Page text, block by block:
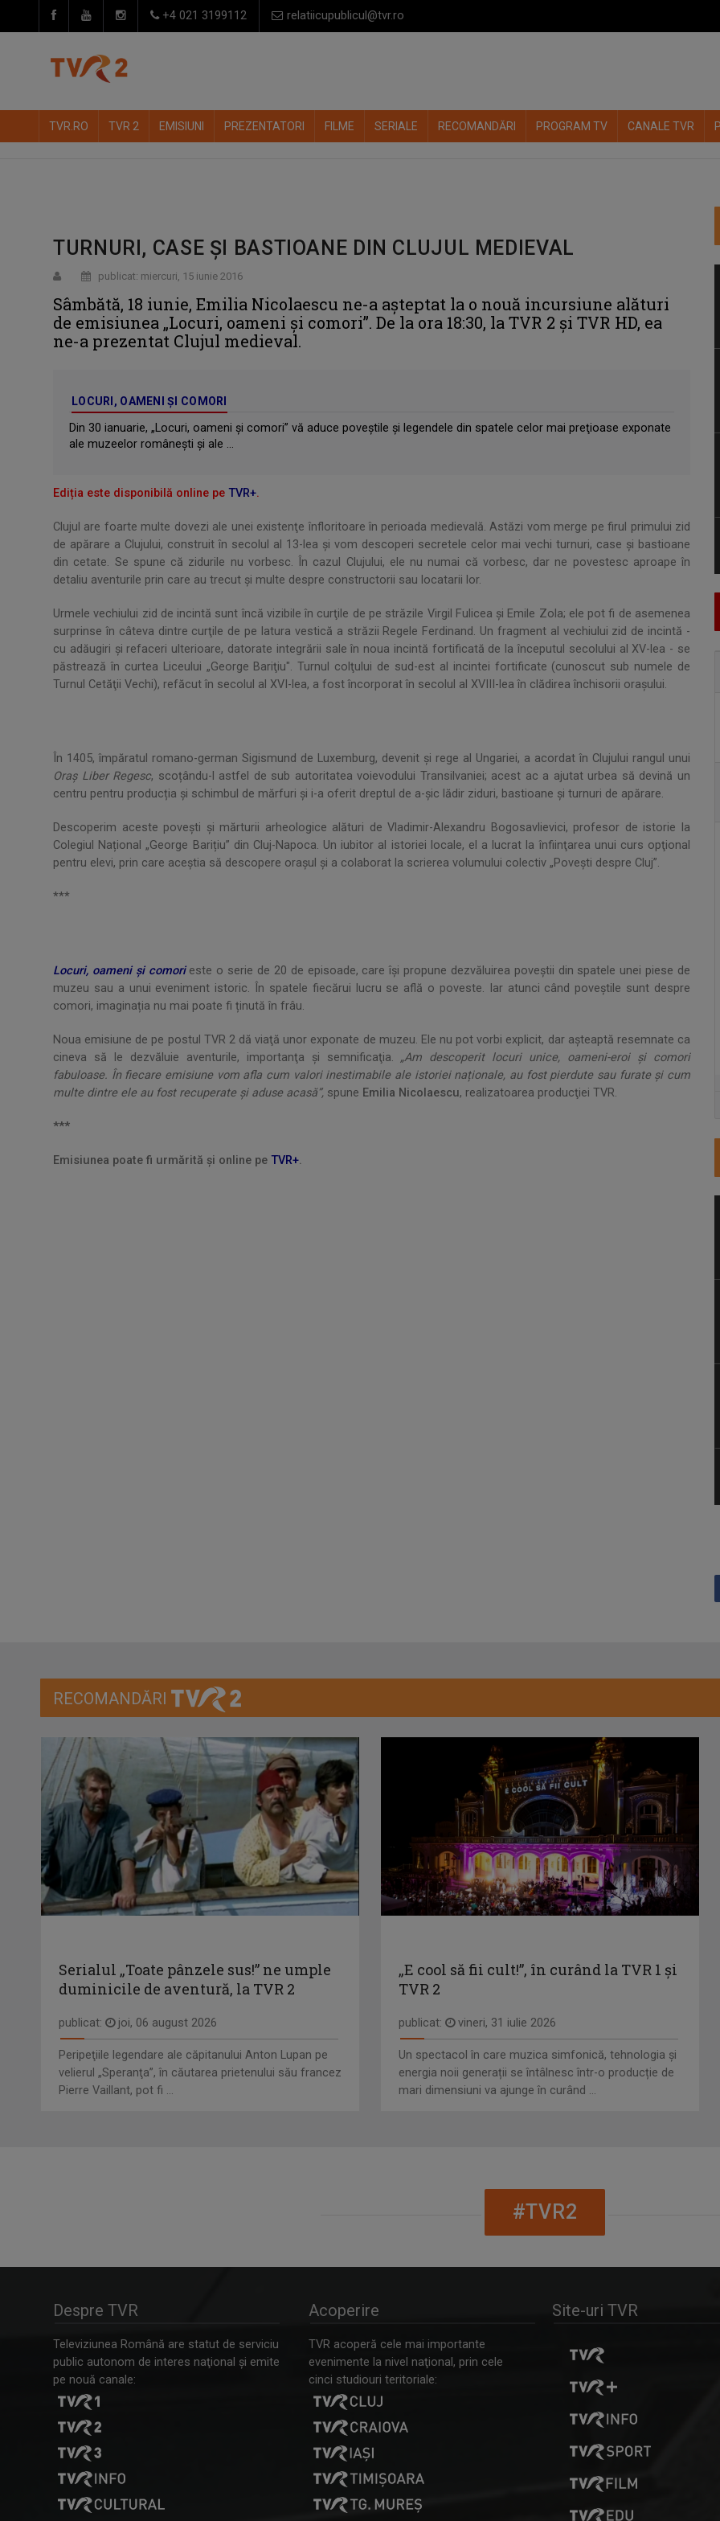
+4 021 3199112 relatiicupublicul@tvr.ro
TVR.RO TVR 2 EMISIUNI PREZENTATORI FILME SERIALE RECOMANDĂRI PROGRAM TV CANALE TVR
TURNURI, CASE ŞI BASTIOANE DIN CLUJUL MEDIEVAL
publicat: miercuri, 15 iunie 2016
Sâmbătă, 18 iunie, Emilia Nicolaescu ne-a aşteptat la o nouă incursiune alături
de emisiunea „Locuri, oameni şi comori”. De la ora 18:30, la TVR 2 şi TVR HD, ea
ne-a prezentat Clujul medieval.
LOCURI, OAMENI ŞI COMORI
Din 30 ianuarie, „Locuri, oameni şi comori” vă aduce poveştile şi legendele din spatele celor mai preţioase exponate
ale muzeelor româneşti şi ale ...
Ediția este disponibilă online pe TVR+.
Clujul are foarte multe dovezi ale unei existenţe înfloritoare în perioada medievală. Astăzi vom merge pe firul primului zid
de apărare a Clujului, construit în secolul al 13-lea şi vom descoperi secretele celor mai vechi turnuri, case şi bastioane
din cetate. Se spune că zidurile nu vorbesc. În cazul Clujului, ele nu numai că vorbesc, dar ne povestesc aproape în
detaliu aventurile prin care au trecut şi multe despre constructorii sau locatarii lor.
Urmele vechiului zid de incintă sunt încă vizibile în curţile de pe străzile Virgil Fulicea şi Emile Zola; ele pot fi de asemenea
surprinse în câteva dintre curţile de pe latura vestică a străzii Regele Ferdinand. Un fragment al vechiului zid de incintă -
cu adăugiri şi refaceri ulterioare, datorate integrării sale în noua incintă fortificată de la începutul secolului al XV-lea - se
păstrează în curtea Liceului „George Bariţiu". Turnul colţului de sud-est al incintei fortificate (cunoscut sub numele de
Turnul Cetăţii Vechi), refăcut în secolul al XVI-lea, a fost încorporat în secolul al XVIII-lea în clădirea închisorii oraşului.
În 1405, împăratul romano-german Sigismund de Luxemburg, devenit şi rege al Ungariei, a acordat în Clujului rangul unui
Oraș Liber Regesc, scoțându-l astfel de sub autoritatea voievodului Transilvaniei; acest ac a ajutat urbea să devină un
centru pentru producția și schimbul de mărfuri şi i-a oferit dreptul de a-şic lădir ziduri, bastioane şi turnuri de apărare.
Descoperim aceste poveşti şi mărturii arheologice alături de Vladimir-Alexandru Bogosavlievici​, profesor de istorie la
Colegiul Național „George Barițiu” din Cluj-Napoca. Un iubitor al istoriei locale, el a lucrat la înfiinţarea unui curs opţional
pentru elevi, prin care aceştia să descopere oraşul şi a colaborat la scrierea volumului colectiv „Povești despre Cluj”.
***
Locuri, oameni şi comori este o serie de 20 de episoade, care îşi propune dezvăluirea poveştii din spatele unei piese de
muzeu sau a unui eveniment istoric. În spatele fiecărui lucru se află o poveste. Iar atunci când poveștile sunt despre
comori, imaginația nu mai poate fi ținută în frâu.
Noua emisiune de pe postul TVR 2 dă viaţă unor exponate de muzeu. Ele nu pot vorbi explicit, dar aşteaptă resemnate ca
cineva să le dezvăluie aventurile, importanţa şi semnificaţia. „Am descoperit locuri unice, oameni-eroi și comori
fabuloase. În fiecare emisiune vom afla cum valori inestimabile ale istoriei naționale, au fost pierdute sau furate și cum
multe dintre ele au fost recuperate și aduse acasă”, spune Emilia Nicolaescu, realizatoarea producţiei TVR.
***
Emisiunea poate fi urmărită și online pe TVR+.
RECOMANDĂRI
Serialul „Toate pânzele sus!” ne umple
duminicile de aventură, la TVR 2
publicat: joi, 06 august 2026
Peripeţiile legendare ale căpitanului Anton Lupan pe
velierul „Speranţa”, în căutarea prietenului său francez
Pierre Vaillant, pot fi ...
„E cool să fii cult!”, în curând la TVR 1 și
TVR 2
publicat: vineri, 31 iulie 2026
Un spectacol în care muzica simfonică, tehnologia și
energia noii generații se întâlnesc într-o producție de
mari dimensiuni va ajunge în curând ...
#TVR2
Despre TVR
Televiziunea Română are statut de serviciu
public autonom de interes naţional şi emite
pe nouă canale:
Acoperire
TVR acoperă cele mai importante
evenimente la nivel naţional, prin cele
cinci studiouri teritoriale:
Site-uri TVR